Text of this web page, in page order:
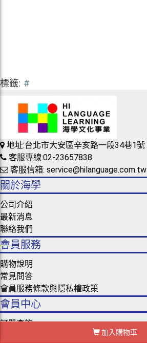
標籤: #
地址:台北市大安區辛亥路一段34巷1號
客服專線:02-23657838
客服信箱: service@hilanguage.com.tw
關於海學
公司介紹
最新消息
聯絡我們
會員服務
購物說明
常見問答
會員服務條款與隱私權政策
會員中心
訂單查詢
加入購物車